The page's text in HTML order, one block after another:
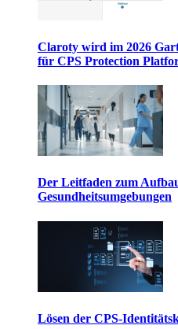
Claroty wird im 2026
für CPS Protection
Der Leitfaden zum
Gesundheitsumgebungen
Lösen der CPS-